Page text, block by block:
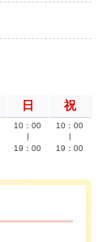
日 祝
10：00
19：00
10：00
19：00